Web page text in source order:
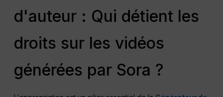
d'auteur : Qui détient les
droits sur les vidéos
générées par Sora ?